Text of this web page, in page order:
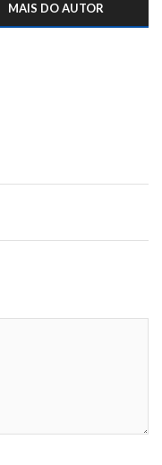
MAIS DO AUTOR